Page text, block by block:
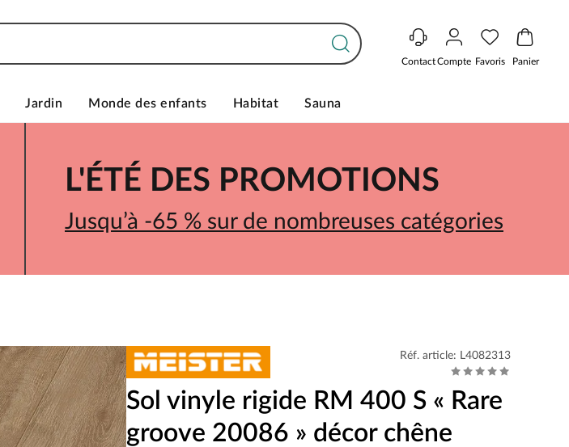
ContactCompte Favoris Panier
Jardin Monde des enfants Habitat Sauna
L'ÉTÉ DES PROMOTIONS
Jusqu’à -65 % sur de nombreuses catégories
Réf. article: L4082313
Sol vinyle rigide RM 400 S « Rare
groove 20086 » décor chêne